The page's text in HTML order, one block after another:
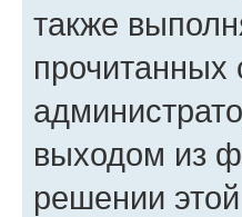
также
выходом из
решении